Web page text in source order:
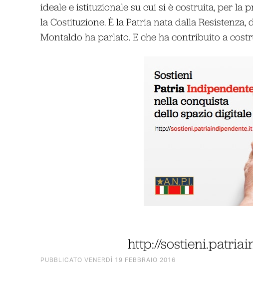
ideale e istituzionale su cui si è costruita, per la
la Costituzione. È la Patria nata dalla
Montaldo ha parlato. E che ha contribuito a
http://
PUBBLICATO VENERDÌ 19 FEBBRAIO 2016